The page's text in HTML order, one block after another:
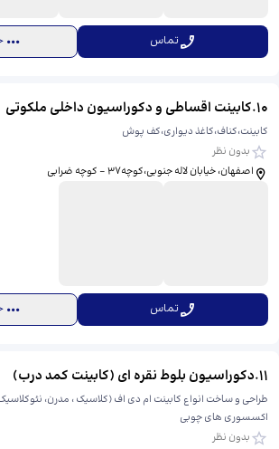
تماس
10
.کابینت اقساطی و دکوراسیون داخلی ملکوتی
کابینت،کناف،کاغذ دیواری،کف پوش
بدون نظر
اصفهان، خیابان لاله جنوبی،کوچه۳۷ - کوچه ضرابی
تماس
11
.دکوراسیون بلوط نقره ای (کابینت کمد درب)
طراحی و ساخت انواع کابینت ام دی اف (کلاسیک
اکسسوری های چوبی
بدون نظر